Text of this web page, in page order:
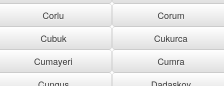
Corlu
Corum
Cubuk
Cukurca
Cumayeri
Cumra